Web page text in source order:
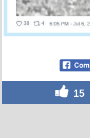
15